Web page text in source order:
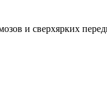
и сверхярких